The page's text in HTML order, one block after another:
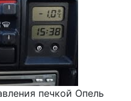
печкой Опель